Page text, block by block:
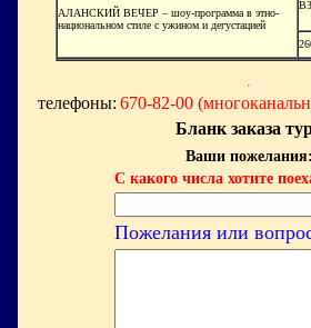
АЛАНСКИЙ ВЕЧЕР – шоу-программа в этно-
национальном стиле с ужином и дегустацией
телефоны: 670-82-00
Бланк заказа
Ваши пожелания:
С какого числа хотите
Пожелания или